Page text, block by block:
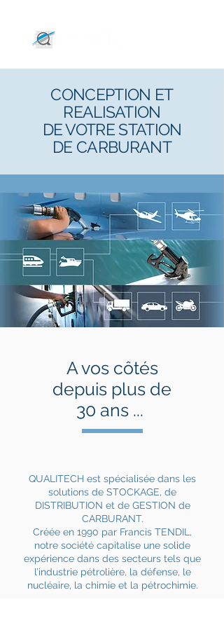
CONCEPTION ET
REALISATION
DE VOTRE STATION
DE CARBURANT
A vos côtés
depuis plus de
30 ans ...
QUALITECH est spécialisée dans les
solutions de STOCKAGE, de
DISTRIBUTION et de GESTION de
CARBURANT.
Créée en 1990 par Francis TENDIL,
notre société capitalise une solide
expérience dans des secteurs tels que
l’industrie pétrolière, la défense, le
nucléaire, la chimie et la pétrochimie.